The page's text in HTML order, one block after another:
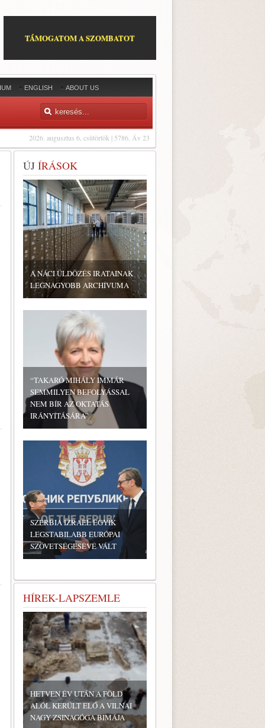
TÁMOGATOM A SZOMBATOT
ENGLISH ABOUT US
2026. augusztus 6, csütörtök | 5786. Áv 23
ÚJ ÍRÁSOK
A NÁCI ÜLDÖZÉS IRATAINAK
LEGNAGYOBB ARCHÍVUMA
“TAKARÓ MIHÁLY IMMÁR
SEMMILYEN BEFOLYÁSSAL
NEM BÍR AZ OKTATÁS
IRÁNYÍTÁSÁRA”
SZERBIA IZRAEL EGYIK
LEGSTABILABB EURÓPAI
SZÖVETSÉGESÉVÉ VÁLT
HÍREK-LAPSZEMLE
HETVEN ÉV UTÁN A FÖLD
ALÓL KERÜLT ELŐ A VILNAI
NAGY ZSINAGÓGA BIMÁJA